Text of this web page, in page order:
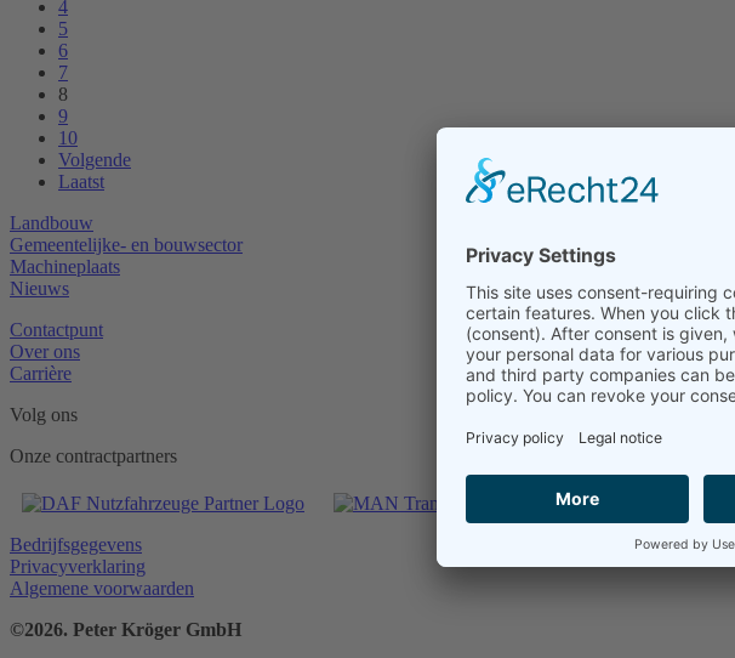
4
5
6
7
8
9
10
Volgende
Laatst
Landbouw
Gemeentelijke- en bouwsector
Machineplaats
Nieuws
Contactpunt
Over ons
Carrière
Volg ons
Onze contractpartners
Bedrijfsgegevens
Privacyverklaring
Algemene voorwaarden
©2026. Peter Kröger GmbH